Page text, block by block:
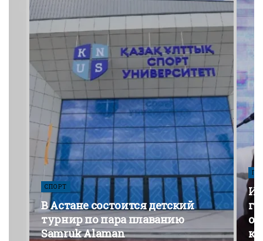
СПОРТ
В Астане состоится детский
турнир по пара плаванию
Samruk Alaman